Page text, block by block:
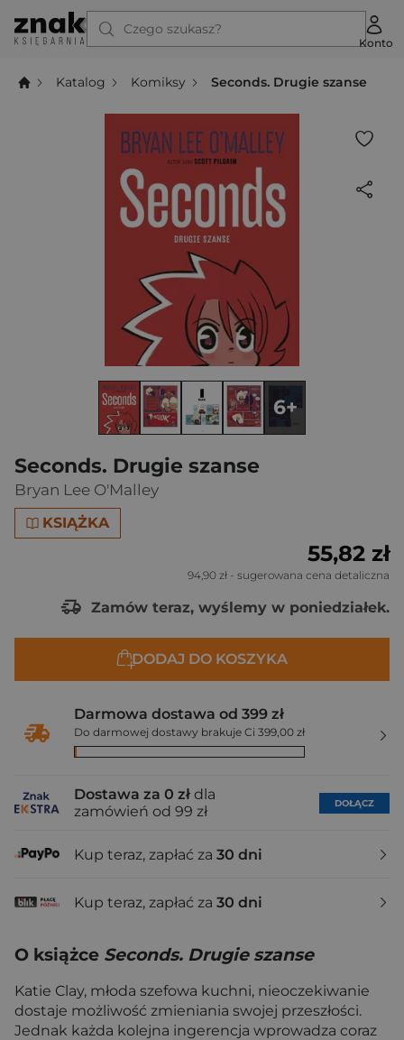
Czego szukasz?
Konto
Katalog Komiksy Seconds. Drugie szanse
Seconds. Drugie szanse
Bryan Lee O'Malley
KSIĄŻKA
6+
55,82 zł
94,90 zł - sugerowana cena detaliczna
Zamów teraz, wyślemy w poniedziałek.
DODAJ DO KOSZYKA
Darmowa dostawa od 399 zł
Do darmowej dostawy brakuje Ci 399,00 zł
Dostawa za 0 zł dla
zamówień od 99 zł
DOŁĄCZ
Kup teraz, zapłać za 30 dni
Kup teraz, zapłać za 30 dni
O książce Seconds. Drugie szanse
Katie Clay, młoda szefowa kuchni, nieoczekiwanie
dostaje możliwość zmieniania swojej przeszłości.
Jednak każda kolejna ingerencja wprowadza coraz